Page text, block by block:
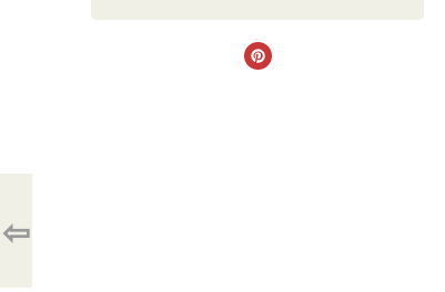
⇦